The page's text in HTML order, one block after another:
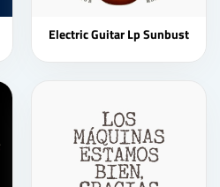
Electric Guitar Lp Sunbust